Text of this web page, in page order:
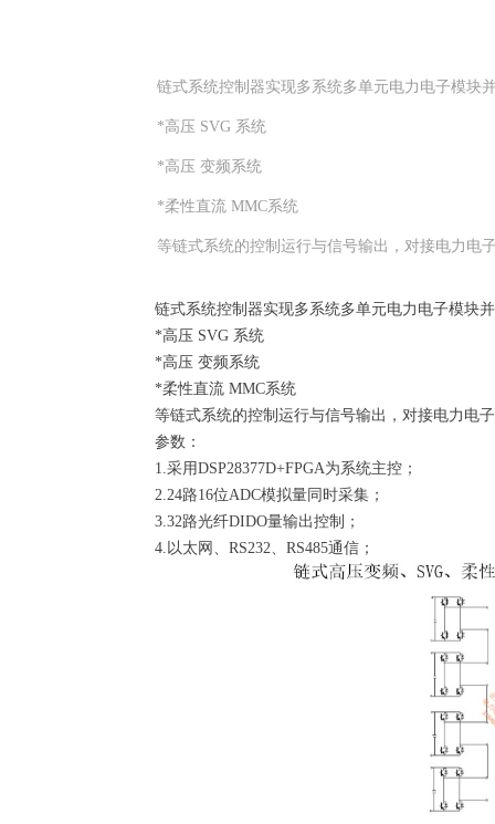
链式系统控制器实现多系统多单元电力电子模块
*高压 SVG 系统
*高压 变频系统
*柔性直流 MMC系统
等链式系统的控制运行与信号输出，对接电力电
链式系统控制器实现多系统多单元电力电子模块
*高压 SVG 系统
*高压 变频系统
*柔性直流 MMC系统
等链式系统的控制运行与信号输出，对接电力电
参数：
1.采用DSP28377D+FPGA为系统主控；
2.24路16位ADC模拟量同时采集；
3.32路光纤DIDO量输出控制；
4.以太网、RS232、RS485通信；